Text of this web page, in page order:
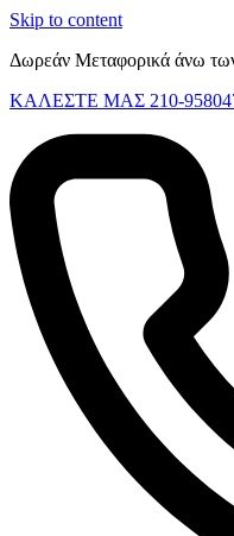
Skip to content
Δωρεάν Μεταφορικά άνω
ΚΑΛΕΣΤΕ ΜΑΣ 210-